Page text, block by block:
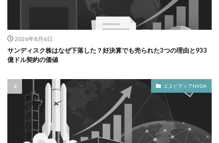
2026年8月6日
サンディスク株はなぜ下落した？好決算でも売られた3つの理由と933
億ドル契約の価値
エヌビディアNVDA